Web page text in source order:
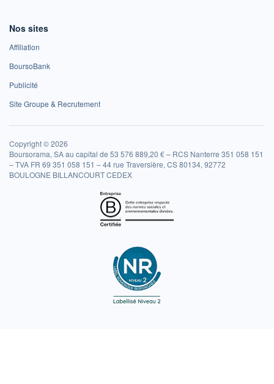
Nos sites
Affiliation
BoursoBank
Publicité
Site Groupe & Recrutement
Copyright © 2026
Boursorama, SA au capital de 53 576 889,20 € – RCS Nanterre 351 058 151
– TVA FR 69 351 058 151 – 44 rue Traversière, CS 80134, 92772
BOULOGNE BILLANCOURT CEDEX